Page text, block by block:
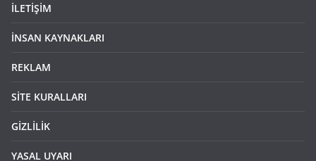
İLETİŞİM
İNSAN KAYNAKLARI
REKLAM
SİTE KURALLARI
GİZLİLİK
YASAL UYARI